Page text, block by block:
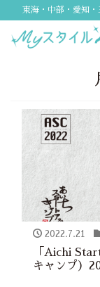
東海・中部・愛知・
2022.7.21
「Aichi
キャンプ）